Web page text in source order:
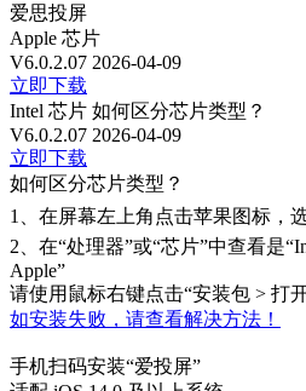
爱思投屏
Apple 芯片
V6.0.2.07 2026-04-09
立即下载
Intel 芯片 如何区分芯片类型？
V6.0.2.07 2026-04-09
立即下载
如何区分芯片类型？
1、 在屏幕左上角点击苹果图标，
2、 在“处理器”或“芯片”中查看是
Apple”
请使用鼠标右键点击“安装包 > 打
如安装失败，请查看解决方法！
手机扫码安装“爱投屏”